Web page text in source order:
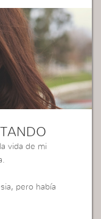
vida de mi
pero había